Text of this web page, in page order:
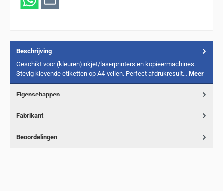
Beschrijving
Geschikt voor (kleuren)inkjet/laserprinters en kopieermachines.
Stevig klevende etiketten op A4-vellen. Perfect afdrukresult… Meer
Eigenschappen
Fabrikant
Beoordelingen